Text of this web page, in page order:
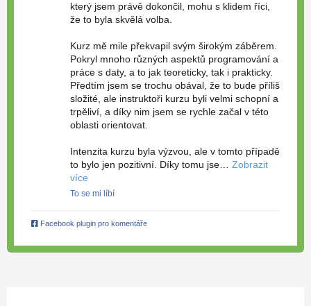
který jsem právě dokončil, mohu s klidem říci,
že to byla skvělá volba.
Kurz mě mile překvapil svým širokým záběrem.
Pokryl mnoho různých aspektů programování a
práce s daty, a to jak teoreticky, tak i prakticky.
Předtím jsem se trochu obával, že to bude příliš
složité, ale instruktoři kurzu byli velmi schopní a
trpěliví, a díky nim jsem se rychle začal v této
oblasti orientovat.
Intenzita kurzu byla výzvou, ale v tomto případě
to bylo jen pozitivní. Díky tomu jse… Zobrazit
více
To se mi líbí
Facebook plugin pro komentáře